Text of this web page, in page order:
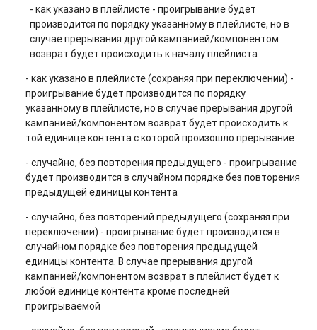
- как указано в плейлисте - проигрывание будет
производится по порядку указанному в плейлисте, но в
случае прерывания другой кампанией/компонентом
возврат будет происходить к началу плейлиста
- как указано в плейлисте (сохраняя при переключении) -
проигрывание будет производится по порядку
указанному в плейлисте, но в случае прерывания другой
кампанией/компонентом возврат будет происходить к
той единице контента с которой произошло прерывание
- случайно, без повторения предыдущего - проигрывание
будет производится в случайном порядке без повторения
предыдущей единицы контента
- случайно, без повторений предыдущего (сохраняя при
переключении) - проигрывание будет производится в
случайном порядке без повторения предыдущей
единицы контента. В случае прерывания другой
кампанией/компонентом возврат в плейлист будет к
любой единице контента кроме последней
проигрываемой